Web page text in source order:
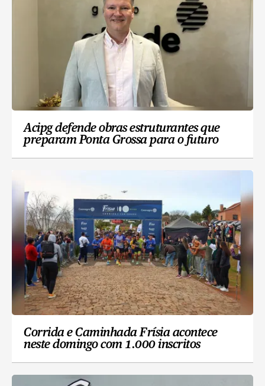
Acipg defende obras estruturantes que
preparam Ponta Grossa para o futuro
Corrida e Caminhada Frísia acontece
neste domingo com 1.000 inscritos